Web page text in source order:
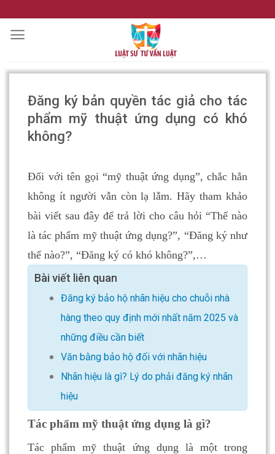
to
content
Đăng ký bản quyền tác giả cho tác
phẩm mỹ thuật ứng dụng có khó
không?
Đối với tên gọi “mỹ thuật ứng dụng”, chắc hẳn
không ít người vẫn còn lạ lẫm. Hãy tham khảo
bài viết sau đây để trả lời cho câu hỏi “Thế nào
là tác phẩm mỹ thuật ứng dụng?”, “Đăng ký như
thế nào?”, “Đăng ký có khó không?”,…
Bài viết liên quan
Đăng ký bảo hộ nhãn hiệu cho chuỗi nhà
hàng theo quy định mới nhất năm 2025 và
những điều cần biết
Văn bằng bảo hộ đối với nhãn hiệu
Nhãn hiệu là gì? Lý do phải đăng ký nhãn
hiệu
Tác phẩm mỹ thuật ứng dụng là gì?
Tác phẩm mỹ thuật ứng dụng là một trong